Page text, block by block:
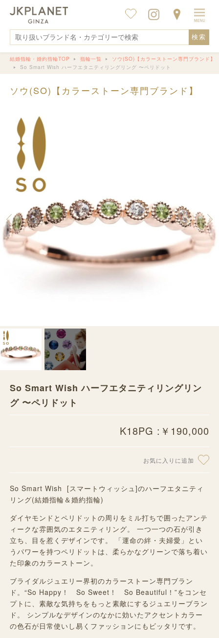
検索
結婚指輪・婚約指輪TOP 指輪一覧
ソウ(SO)【カラーストーン専門ブランド】
So Smart Wish ハーフエタニティリングリング 〜ペリドット
ソウ(SO)【カラーストーン専門ブランド】
So Smart Wish ハーフエタニティリングリン
グ 〜ペリドット
K18PG :￥190,000
お気に入りに追加
So Smart Wish [スマートウィッシュ]のハーフエタニティ
リング(結婚指輪＆婚約指輪)
ダイヤモンドとペリドットの周りをミル打ちで囲ったアンテ
ィークな雰囲気のエタニティリング。 一つ一つの石が引き
立ち、目を惹くデザインです。 「運命の絆・夫婦愛」とい
うパワーを持つペリドットは、柔らかなグリーンで落ち着い
た印象のカラーストーン。
ブライダルジュエリー界初のカラーストーン専門ブラン
ド。“So Happy！ So Sweet！ So Beautiful！”をコンセ
プトに、素敵な気持ちをもっと素敵にするジュエリーブラン
ド。 シンプルなデザインのなかに効いたアクセントカラー
の色石が日常使いし易くファッションにもビッタリです。